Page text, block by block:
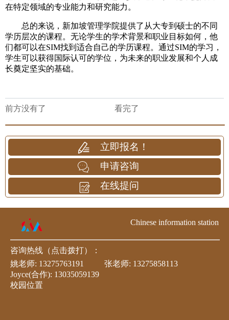
在特定领域的专业能力和研究能力。
总的来说，新加坡管理学院提供了从大专到硕士的不同
学历层次的课程。无论学生的学术背景和职业目标如何，他
们都可以在SIM找到适合自己的学历课程。通过SIM的学习，
学生可以获得国际认可的学位，为未来的职业发展和个人成
长奠定坚实的基础。
前方没有了 看完了
立即报名！
申请咨询
在线提问
Chinese information station
咨询热线（点击拨打）：
姚老师: 13275763191 张老师: 13275858113
Joyce(合作): 13035059139
校园位置